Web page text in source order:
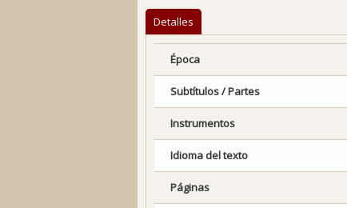
Detalles
Época
Subtítulos / Partes
Instrumentos
Idioma del texto
Páginas